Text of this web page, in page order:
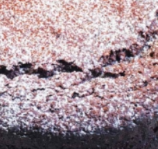
Τότε αυτή η
VG DF
Εύκολη 1:00